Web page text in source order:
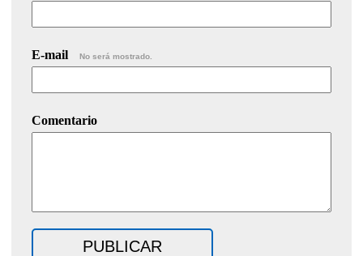
E-mail No será mostrado.
Comentario